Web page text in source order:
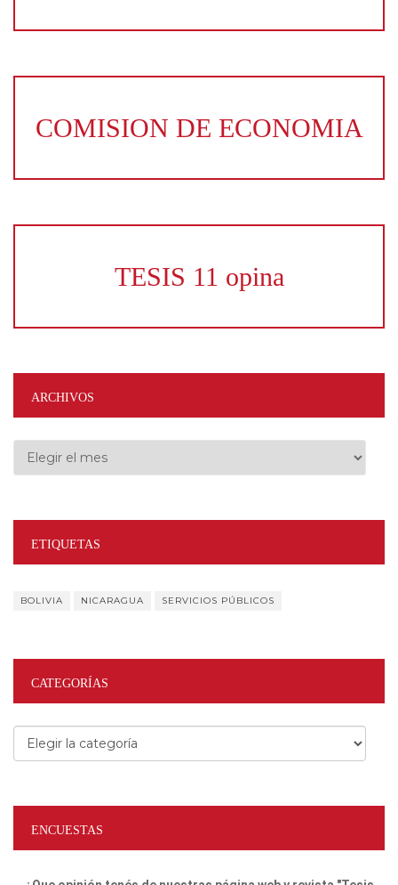
COMISION DE ECONOMIA
TESIS 11 opina
ARCHIVOS
Archivos
ETIQUETAS
BOLIVIA NICARAGUA SERVICIOS PÚBLICOS
CATEGORÍAS
Categorías
ENCUESTAS